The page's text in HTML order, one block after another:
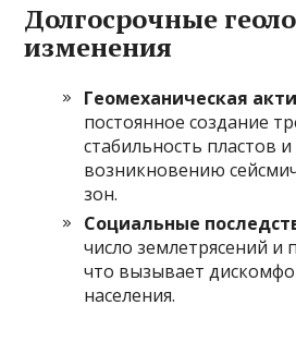
Долгосрочные
изменения
Геомеханическая
постоянное создание
стабильность пластов
возникновению
зон.
Социальные
число землетрясений и
что вызывает
населения.